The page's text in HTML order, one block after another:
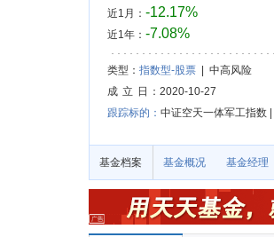
近1月： -12.17%
近1年： -7.08%
类型： 指数型-股票| 中高风险
成 立 日
：2020-10-27
跟踪标的： 中证空天一体军工指数 |
基金档案 基金概况 基金经理